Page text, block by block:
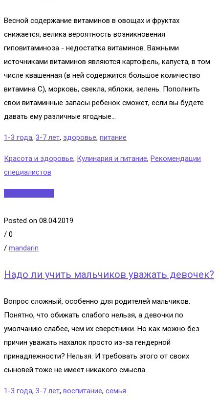
Весной содержание витаминов в овощах и фруктах
снижается, велика вероятность возникновения
гиповитаминоза - недостатка витаминов. Важными
источниками витаминов являются картофель, капуста, в том
числе квашенная (в ней содержится большое количество
витамина С), морковь, свекла, яблоки, зелень. Пополнить
свои витаминные запасы ребенок сможет, если вы будете
давать ему различные ягодные...
1-3 года, 3-7 лет, здоровье, питание
Красота и здоровье, Кулинария и питание, Рекомендации
специалистов
Posted on 08.04.2019
/ 0
/ mandarin
Надо ли учить мальчиков уважать девочек?
Вопрос сложный, особенно для родителей мальчиков.
Понятно, что обижать слабого нельзя, а девочки по
умолчанию слабее, чем их сверстники. Но как можно без
причин уважать нахалок просто из-за гендерной
принадлежности? Нельзя. И требовать этого от своих
сыновей тоже не имеет никакого смысла.
1-3 года, 3-7 лет, воспитание, семья